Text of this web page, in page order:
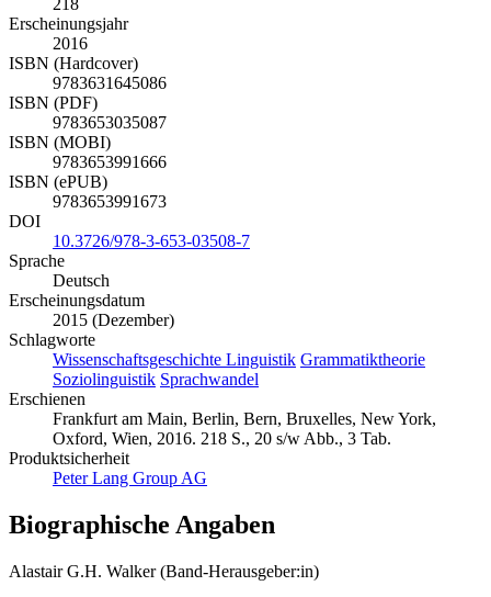
Erscheinungsjahr
2016
ISBN (Hardcover)
9783631645086
ISBN (PDF)
9783653035087
ISBN (MOBI)
9783653991666
ISBN (ePUB)
9783653991673
DOI
10.3726/978-3-653-03508-7
Sprache
Deutsch
Erscheinungsdatum
2015 (Dezember)
Schlagworte
Wissenschaftsgeschichte Linguistik Grammatiktheorie
Soziolinguistik Sprachwandel
Erschienen
Frankfurt am Main, Berlin, Bern, Bruxelles, New York,
Oxford, Wien, 2016. 218 S., 20 s/w Abb., 3 Tab.
Produktsicherheit
Peter Lang Group AG
Biographische Angaben
Alastair G.H. Walker (Band-Herausgeber:in)